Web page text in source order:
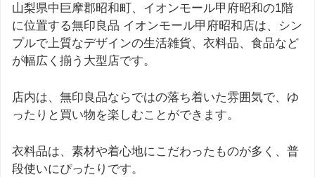
山梨県中巨摩郡昭和町、イオンモール甲府昭和の1階
に位置する無印良品 イオンモール甲府昭和店は、シン
プルで上質なデザインの生活雑貨、衣料品、食品など
が幅広く揃う大型店です。
店内は、無印良品ならではの落ち着いた雰囲気で、ゆ
ったりと買い物を楽しむことができます。
衣料品は、素材や着心地にこだわったものが多く、普
段使いにぴったりです。